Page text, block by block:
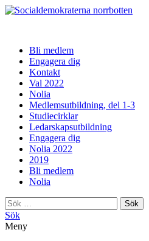
norrbotten
Bli medlem
Engagera dig
Kontakt
Val 2022
Nolia
Medlemsutbildning, del 1-3
Studiecirklar
Ledarskapsutbildning
Engagera dig
Nolia 2022
2019
Bli medlem
Nolia
Sök
efter:
Sök
Meny